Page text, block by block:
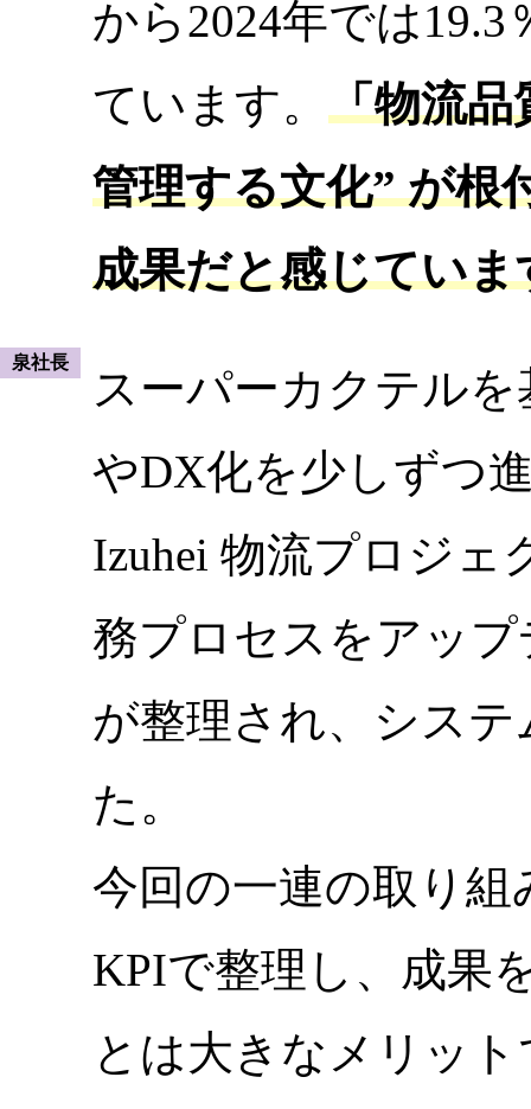
から2024年では
ています。 「物流品
管理する文化” が根
成果だと感じていま
泉社長
スーパーカクテル
やDX化を少しずつ
Izuhei 物流プロジェ
務プロセスをアッ
が整理され、シス
た。
今回の一連の取り
KPIで整理し、成果
とは大きなメリッ